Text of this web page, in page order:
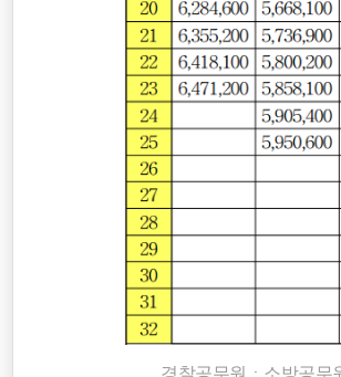
경찰공무원ㆍ소방공무